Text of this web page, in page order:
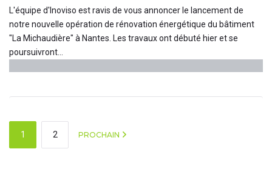
L'équipe d'Inoviso est ravis de vous annoncer le lancement de
notre nouvelle opération de rénovation énergétique du bâtiment
"La Michaudière" à Nantes. Les travaux ont débuté hier et se
poursuivront...
1 2 PROCHAIN